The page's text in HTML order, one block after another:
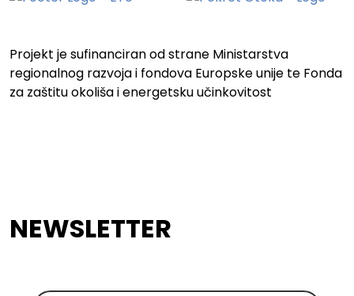
Projekt je sufinanciran od strane Ministarstva
regionalnog razvoja i fondova Europske unije te Fonda
za zaštitu okoliša i energetsku učinkovitost
NEWSLETTER